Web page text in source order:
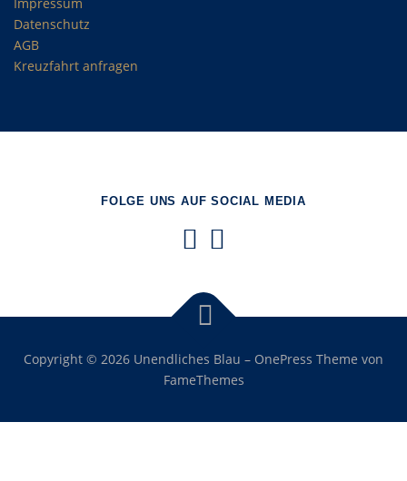
Impressum
Datenschutz
AGB
Kreuzfahrt anfragen
FOLGE UNS AUF SOCIAL MEDIA
Copyright © 2026 Unendliches Blau – OnePress Theme von
FameThemes